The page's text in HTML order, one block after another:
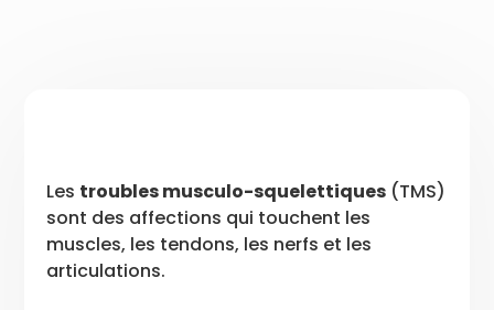
Les troubles musculo-squelettiques (TMS)
sont des affections qui touchent les
muscles, les tendons, les nerfs et les
articulations.